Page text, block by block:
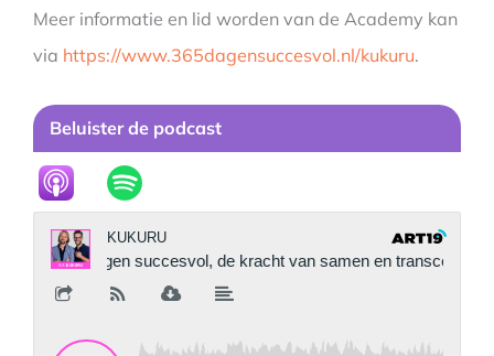
Meer informatie en lid worden van de Academy kan
via https://www.365dagensuccesvol.nl/kukuru.
Beluister de podcast